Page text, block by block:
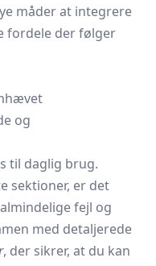
måder at integrere
fordele der følger
og
til daglig brug.
sektioner, er det
fejl og
med detaljerede
, der sikrer, at du kan